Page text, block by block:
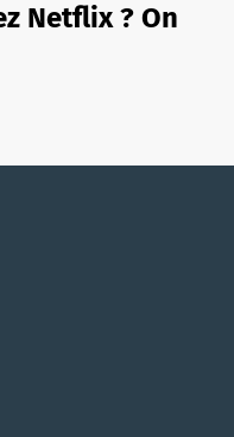
Netflix ? On